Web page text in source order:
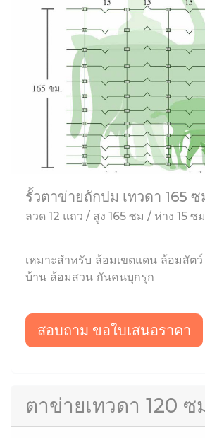
รั้วตาข่ายถักปม เทวดา 165 ซ
ลวด 12 แถว / สูง 165 ซม / ห่าง 15 ซม
เหมาะสำหรับ ล้อมเขตแดน ล้อมสัต
บ้าน ล้อมสวน กันคนบุกรุก
สอบถาม ขอใบเสนอราคา
ตาข่ายเทวดา 120 ซ